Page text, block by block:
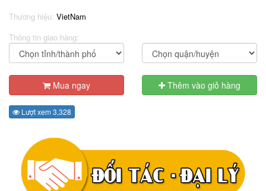
Thương hiệu: VietNam
Thông tin giao hàng:
Mua ngay Thêm vào giỏ hàng
Lượt xem 3,328